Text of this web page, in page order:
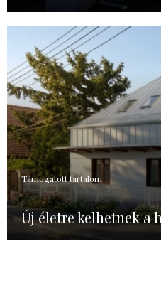
Támogatott tartalom
Új életre kelhetnek a